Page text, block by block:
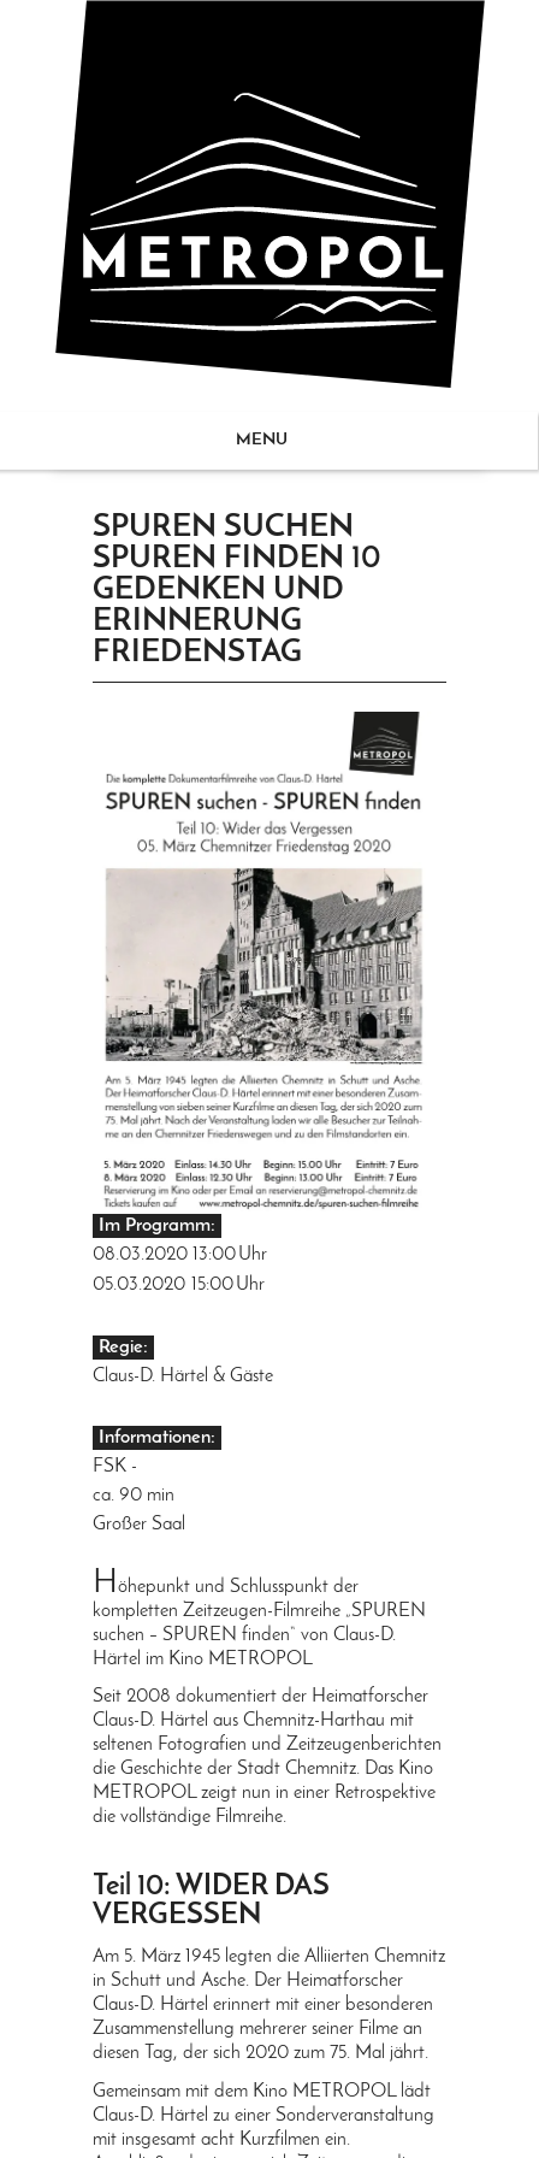
MENU
SPUREN SUCHEN
SPUREN FINDEN 10
GEDENKEN UND
ERINNERUNG
FRIEDENSTAG
Im Programm:
08.03.2020
13:00Uhr
05.03.2020
15:00Uhr
Regie:
Claus-D. Härtel & Gäste
Informationen:
FSK -
ca. 90 min
Großer Saal
Höhepunkt und Schlusspunkt der
kompletten Zeitzeugen-Filmreihe „SPUREN
suchen – SPUREN finden“ von Claus-D.
Härtel im Kino METROPOL
Seit 2008 dokumentiert der Heimatforscher
Claus-D. Härtel aus Chemnitz-Harthau mit
seltenen Fotografien und Zeitzeugenberichten
die Geschichte der Stadt Chemnitz. Das Kino
METROPOL zeigt nun in einer Retrospektive
die vollständige Filmreihe.
Teil 10: WIDER DAS
VERGESSEN
Am 5. März 1945 legten die Alliierten Chemnitz
in Schutt und Asche. Der Heimatforscher
Claus-D. Härtel erinnert mit einer besonderen
Zusammenstellung mehrerer seiner Filme an
diesen Tag, der sich 2020 zum 75. Mal jährt.
Gemeinsam mit dem Kino METROPOL lädt
Claus-D. Härtel zu einer Sonderveranstaltung
mit insgesamt acht Kurzfilmen ein.